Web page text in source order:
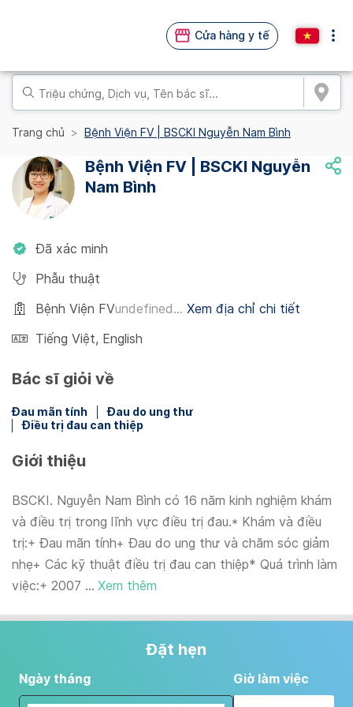
Cửa hàng y tế
Trang chủ Bệnh Viện FV | BSCKI Nguyễn Nam Bình
Bệnh Viện FV | BSCKI Nguyễn
Nam Bình
Đã xác minh
Phẫu thuật
Bệnh Viện FVundefined... Xem địa chỉ chi tiết
Tiếng Việt, English
Bác sĩ giỏi về
Đau mãn tính
Đau do ung thư
Điều trị đau can thiệp
Giới thiệu
BSCKI. Nguyễn Nam Bình có 16 năm kinh nghiệm khám
và điều trị trong lĩnh vực điều trị đau.* Khám và điều
trị:+ Đau mãn tính+ Đau do ung thư và chăm sóc giảm
nhẹ+ Các kỹ thuật điều trị đau can thiệp* Quá trình làm
việc:+ 2007 ... Xem thêm
Đặt hẹn
Ngày tháng Giờ làm việc